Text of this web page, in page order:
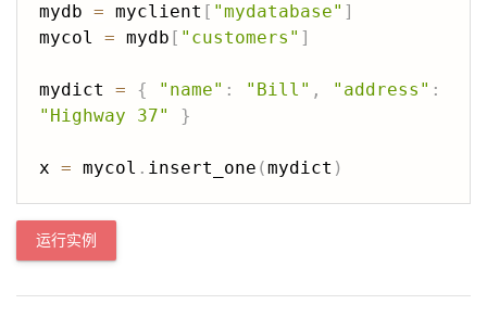
mydb = myclient [ "mydatabase" ]
mycol = mydb [ "customers" ]
mydict = { "name" : "Bill" , "address" :
"Highway 37"
}
x = mycol . insert_one (mydict )
运行实例